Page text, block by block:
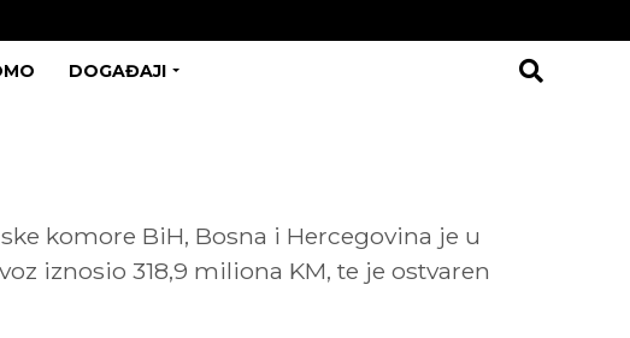
DOGAĐAJI
komore BiH, Bosna i Hercegovina je u
iznosio 318,9 miliona KM, te je ostvaren